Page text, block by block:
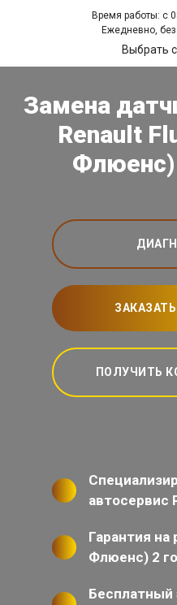
Время работы: с
Ежедневно,
Выбрать
Замена
Renault
ПОЛУЧИТЬ
автосервис
Гарантия
Флюенс) 2
Бесплатный